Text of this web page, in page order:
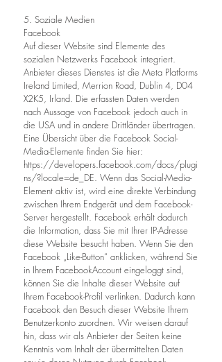
5. Soziale Medien
Facebook
Auf dieser Website sind Elemente des
sozialen Netzwerks Facebook integriert.
Anbieter dieses Dienstes ist die Meta Platforms
Ireland Limited, Merrion Road, Dublin 4, D04
X2K5, Irland. Die erfassten Daten werden
nach Aussage von Facebook jedoch auch in
die USA und in andere Drittländer übertragen.
Eine Übersicht über die Facebook Social-
Media-Elemente finden Sie hier:
https://developers.facebook.com/docs/plugi
ns/?locale=de_DE. Wenn das Social-Media-
Element aktiv ist, wird eine direkte Verbindung
zwischen Ihrem Endgerät und dem Facebook-
Server hergestellt. Facebook erhält dadurch
die Information, dass Sie mit Ihrer IP-Adresse
diese Website besucht haben. Wenn Sie den
Facebook „Like-Button“ anklicken, während Sie
in Ihrem FacebookAccount eingeloggt sind,
können Sie die Inhalte dieser Website auf
Ihrem Facebook-Profil verlinken. Dadurch kann
Facebook den Besuch dieser Website Ihrem
Benutzerkonto zuordnen. Wir weisen darauf
hin, dass wir als Anbieter der Seiten keine
Kenntnis vom Inhalt der übermittelten Daten